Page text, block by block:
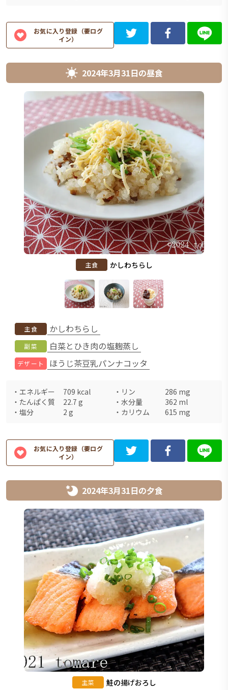
お気に入り登録（要ログ
イン）
2024年3月31日の昼食
主食 かしわちらし
主食 かしわちらし
副菜 白菜とひき肉の塩麹蒸し
デザート ほうじ茶豆乳パンナコッタ
・ エネルギー 709 kcal ・ リン 286 mg
・ たんぱく質 22.7 g ・ 水分量 362 ml
・ 塩分 2 g ・ カリウム 615 mg
お気に入り登録（要ログ
イン）
2024年3月31日の夕食
主菜 鮭の揚げおろし